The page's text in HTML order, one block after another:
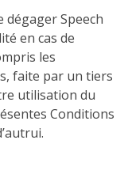
dégager Speech
en cas de
les
faite par un tiers
utilisation du
Conditions